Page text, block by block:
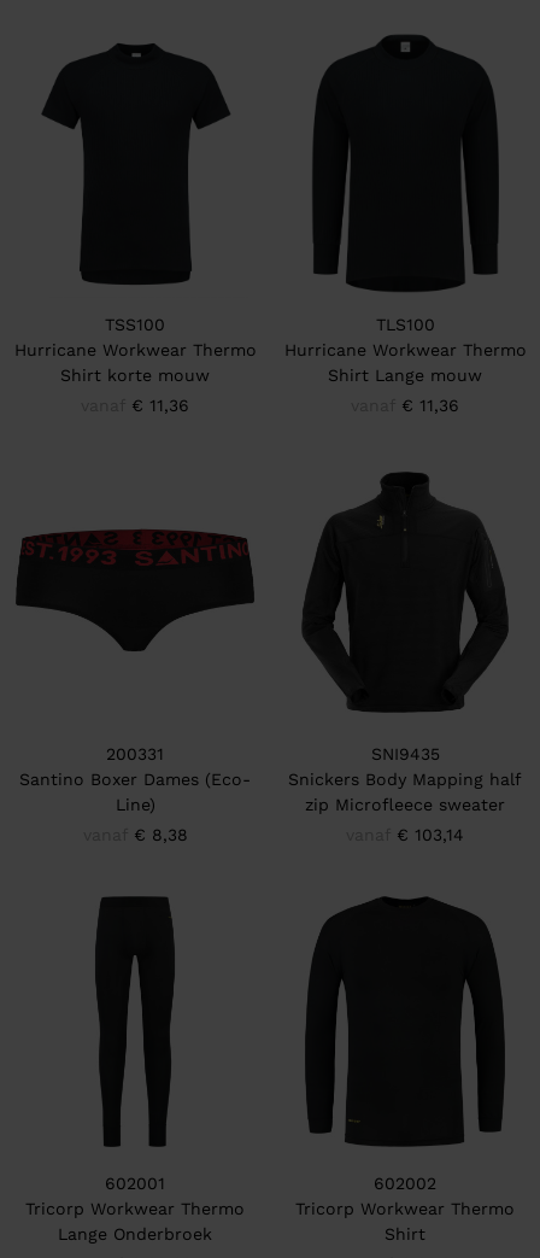
TSS100
Hurricane Workwear Thermo
Shirt korte mouw
€ 11,36
TLS100
Hurricane Workwear Thermo
Shirt Lange mouw
€ 11,36
200331
Santino Boxer Dames (Eco-
Line)
€ 8,38
SNI9435
Snickers Body Mapping half
zip Microfleece sweater
€ 103,14
602001
Tricorp Workwear Thermo
Lange Onderbroek
602002
Tricorp Workwear Thermo
Shirt